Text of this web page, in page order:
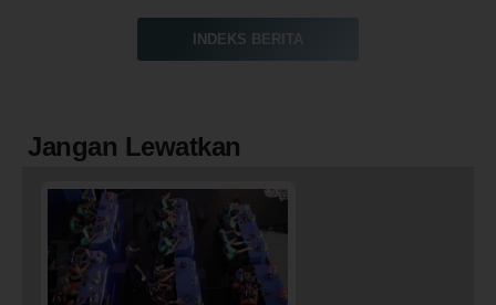
INDEKS BERITA
Jangan Lewatkan